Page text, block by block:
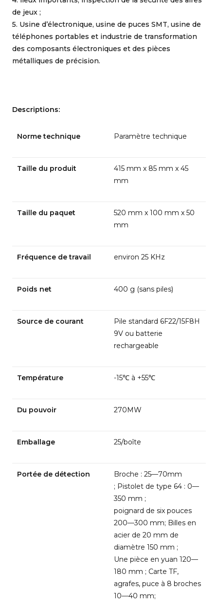
de jeux ;
5. Usine d’électronique, usine de puces SMT, usine de
téléphones portables et industrie de transformation
des composants électroniques et des pièces
métalliques de précision.
Descriptions:
Norme technique Paramètre technique
Taille du produit
415 mm x 85 mm x 45
mm
Taille du paquet
520 mm x 100 mm x 50
mm
Fréquence de travail environ 25 KHz
Poids net 400 g (sans piles)
Source de courant
Pile standard 6F22/15F8H
9V ou batterie
rechargeable
Température -15℃ à +55℃
Du pouvoir 270MW
Emballage 25/boîte
Portée de détection
Broche : 25—70mm
; Pistolet de type 64 : 0—
350 mm ;
poignard de six pouces
200—300 mm; Billes en
acier de 20 mm de
diamètre 150 mm ;
Une pièce en yuan 120—
180 mm ; Carte TF,
agrafes, puce à 8 broches
10—40 mm;